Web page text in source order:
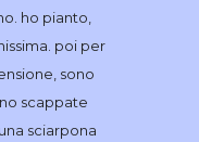
ho pianto,
poi per
sono
scappate
sciarpona